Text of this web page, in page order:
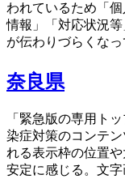
われているため「
情報」「対応状況
が伝わりづらくなっ
奈良県
「緊急版の専用ト
染症対策のコンテ
れる表示枠の位置
安定に感じる。文